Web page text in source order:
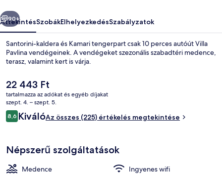
Következő
90+
ÁttekintésSzobákElhelyezkedésSzabályzatok
Santorini-kaldera és Kamari tengerpart csak 10 perces autóút Villa
Pavlina vendégeinek. A vendégeket szezonális szabadtéri medence,
terasz, valamint kert is várja.
A
jelenlegi
ár
22 443 Ft
22 443 Ft
tartalmazza az adókat és egyéb díjakat
szept. 4. – szept. 5.
Értékelések
8,68,6 ennyiből: 10
KiválóAz összes (225) értékelés megtekintése
Népszerű szolgáltatások
Medence
Ingyenes wifi